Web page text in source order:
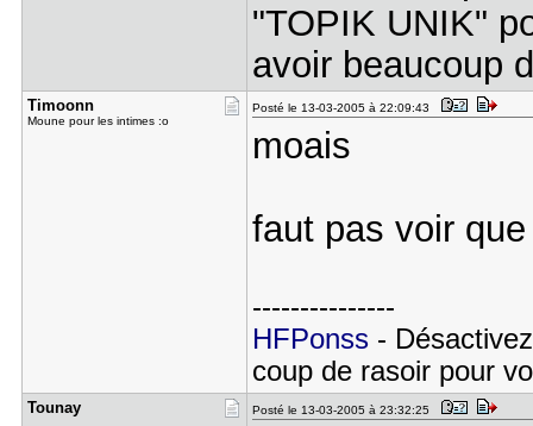
"TOPIK UNIK"
avoir beaucoup
Timoonn
Moune pour les intimes :o
Posté le 13-03-2005 à 22:09:43
moais
faut pas voir
---------------
HFPonss-
coup de rasoir pour
Tounay Posté le 13-03-2005 à 23:32:25